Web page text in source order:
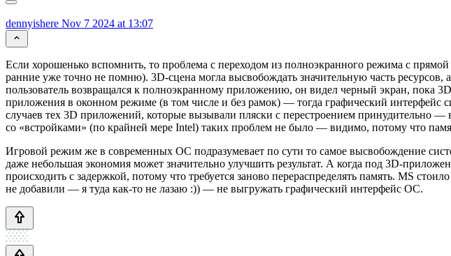
dennyishere Nov 7 2024 at 13:07
Если хорошенько вспомнить, то проблема с переходом из полноэкранного режима с
ранние уже точно не помню). 3D-сцена могла высвобождать значительную часть
пользователь возвращался к полноэкранному приложению, он видел черный экран, пока
приложения в оконном режиме (в том числе и без рамок) — тогда графический интерфейс
случаев тех 3D приложений, которые вызывали пляски с перестроением принудительно
со «встройками» (по крайней мере Intel) таких проблем не было — видимо, потому что
Игровой режим же в современных ОС подразумевает по сути то самое высвобождение
даже небольшая экономия может значительно улучшить результат. А когда под 3D-
происходить с задержкой, потому что требуется заново перераспределять память. MS
не добавили — я туда как-то не лазаю :)) — не выгружать графический интерфейс ОС.